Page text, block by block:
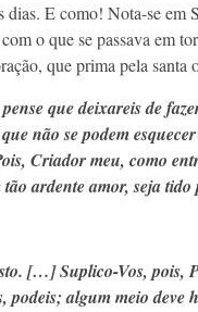
dias. E como! Nota-se em
o que se passava em
que prima pela santa
que deixareis de
não se podem
Criador meu, como
ardente amor, seja
[…] Suplico-Vos, pois,
podeis; algum meio deve